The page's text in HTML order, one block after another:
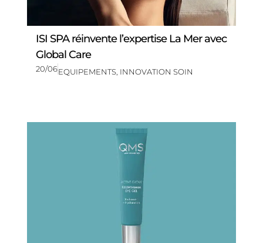
ISI SPA réinvente l’expertise La Mer avec
Global Care
20/06EQUIPEMENTS, INNOVATION SOIN